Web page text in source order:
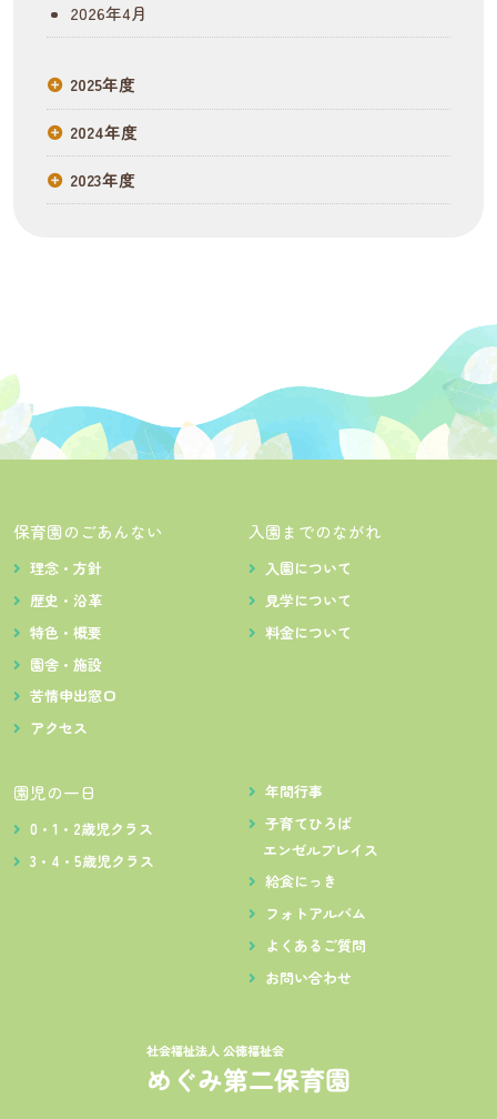
2026年4月
2025年度
2024年度
2023年度
保育園のごあんない
理念・方針
歴史・沿革
特色・概要
園舎・施設
苦情申出窓口
アクセス
入園までのながれ
入園について
見学について
料金について
園児の一日
0・1・2歳児クラス
3・4・5歳児クラス
年間行事
子育てひろば
エンゼルプレイス
給食にっき
フォトアルバム
よくあるご質問
お問い合わせ